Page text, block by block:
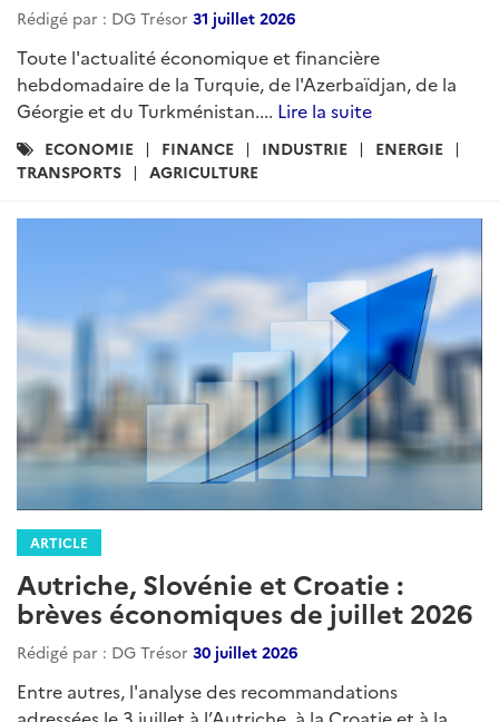
Rédigé par : DG Trésor 31 juillet 2026
Toute l'actualité économique et financière
hebdomadaire de la Turquie, de l'Azerbaïdjan, de la
Géorgie et du Turkménistan.... Lire la suite
Catégories
:
ECONOMIE FINANCE INDUSTRIE
ENERGIE
TRANSPORTS
AGRICULTURE
ARTICLE
Autriche, Slovénie et Croatie :
brèves économiques de juillet 2026
Rédigé par : DG Trésor 30 juillet 2026
Entre autres, l'analyse des recommandations
adressées le 3 juillet à l’Autriche, à la Croatie et à la